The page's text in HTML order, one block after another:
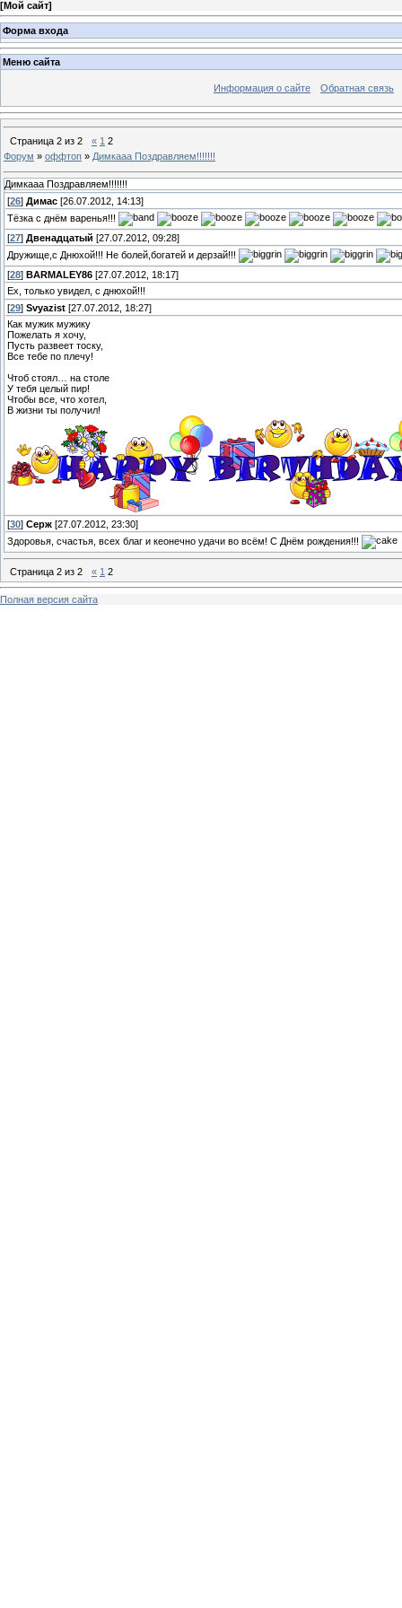
[Мой сайт]
Форма входа
Меню сайта
Информация о сайте Обратная связь
Страница 2 из 2 « 1 2
Форум » оффтоп » Димкааа Поздравляем!!!!!!!
Димкааа Поздравляем!!!!!!!
[26] Димас [26.07.2012, 14:13]
Тёзка с днём варенья!!!
[27] Двенадцатый [27.07.2012, 09:28]
Дружище,с Днюхой!!! Не болей,богатей и дерзай!!!
[28] BARMALEY86 [27.07.2012, 18:17]
Ех, только увидел, с днюхой!!!
[29] Svyazist [27.07.2012, 18:27]
Как мужик мужику
Пожелать я хочу,
Пусть развеет тоску,
Все тебе по плечу!
Чтоб стоял… на столе
У тебя целый пир!
Чтобы все, что хотел,
В жизни ты получил!
[30] Серж [27.07.2012, 23:30]
Здоровья, счастья, всех благ и кеонечно удачи во всём! С Днём рождения!!!
Страница 2 из 2 « 1 2
Полная версия сайта